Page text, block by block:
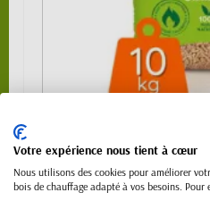
EnPlus A1 - SAC 10kg
Votre expérience nous tient à cœur
Nous utilisons des cookies pour améliorer
bois de chauffage adapté à vos besoins.